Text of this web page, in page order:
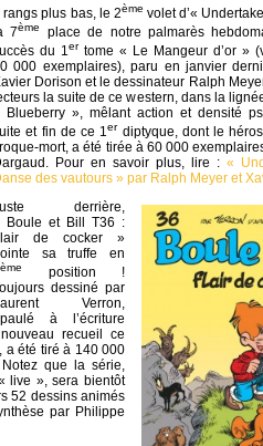
rangs plus bas, le 2ème volet d’«
7ème
place de notre palmarès
du 1ertome « Le Mangeur d’or »
000 exemplaires), paru en janvier
Dorison et le dessinateur Ralph
la suite de ce western, dans la
Blueberry », mêlant action et densité
et fin de ce 1erdiptyque, dont le
mort, a été tirée à 60 000
Pour en savoir plus, lire : «
des vautours » par Ralph Meyer et
derrière,
Boule et Bill T36 :
de cocker »
sa truffe en
ème
position !
dessiné par
Verron,
à l’écriture
recueil ce
a été tiré à 140 000
que la série,
live », sera bientôt
52 dessins animés
par Philippe